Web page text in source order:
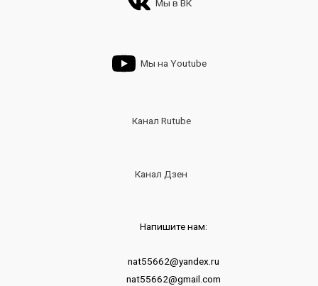
Мы в ВК
Мы на Youtube
Канал Rutube
Канал Дзен
Напишите нам:
nat55662@yandex.ru
nat55662@gmail.com